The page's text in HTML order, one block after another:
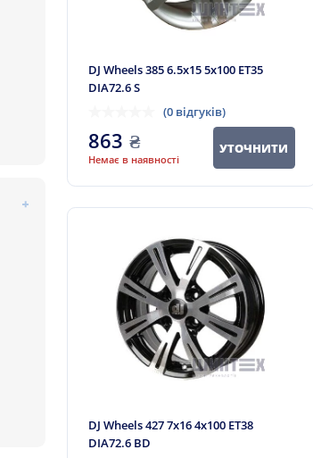
DJ Wheels 385 6.5x15 5x100 ET35
DIA72.6 S
(0 відгуків)
863 ₴
Немає в наявності
УТОЧНИТИ
DJ Wheels 427 7x16 4x100 ET38
DIA72.6 BD